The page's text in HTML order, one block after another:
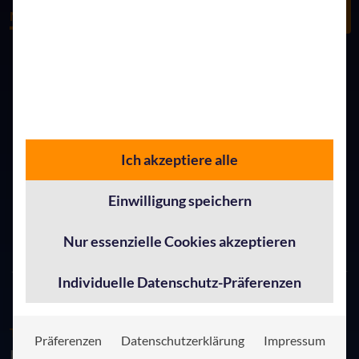
Modern Workplace
TRINITY MODUL: MODERN WORKPLACE
Ich akzeptiere alle
Einwilligung speichern
Nur essenzielle Cookies akzeptieren
Individuelle Datenschutz-Präferenzen
Präferenzen Datenschutzerklärung Impressum